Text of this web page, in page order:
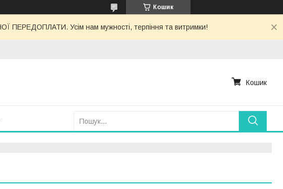
Кошик
ПЕРЕДОПЛАТИ. Усім нам мужності, терпіння та витримки!
Кошик